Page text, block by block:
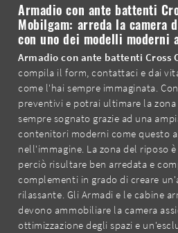
Armadio con ante battenti
Mobilgam: arreda la camera
con uno dei modelli moderni
Armadio con ante battenti Cross
compila il form, contattaci e dai
come l'hai sempre immaginata.
preventivi e potrai ultimare la
sempre sognato grazie ad una
contenitori moderni come questo
nell'immagine. La zona del riposo
perciò risultare ben arredata e
complementi in grado di creare
rilassante. Gli Armadi e le cabine
devono ammobiliare la camera
ottimizzazione degli spazi e